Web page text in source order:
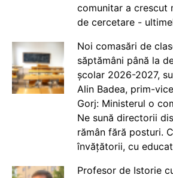
comunitar a crescut
de cercetare -
Noi comasări de
săptămâni până la
școlar 2026-2027,
Alin Badea, prim-
Gorj: Ministerul o
Ne sună directorii
rămân fără posturi.
învățătorii, cu
Profesor de Istorie